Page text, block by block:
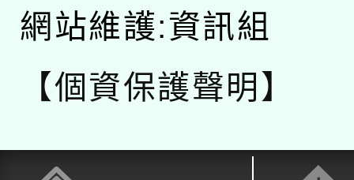
網站維護:資訊組
【個資保護聲明】